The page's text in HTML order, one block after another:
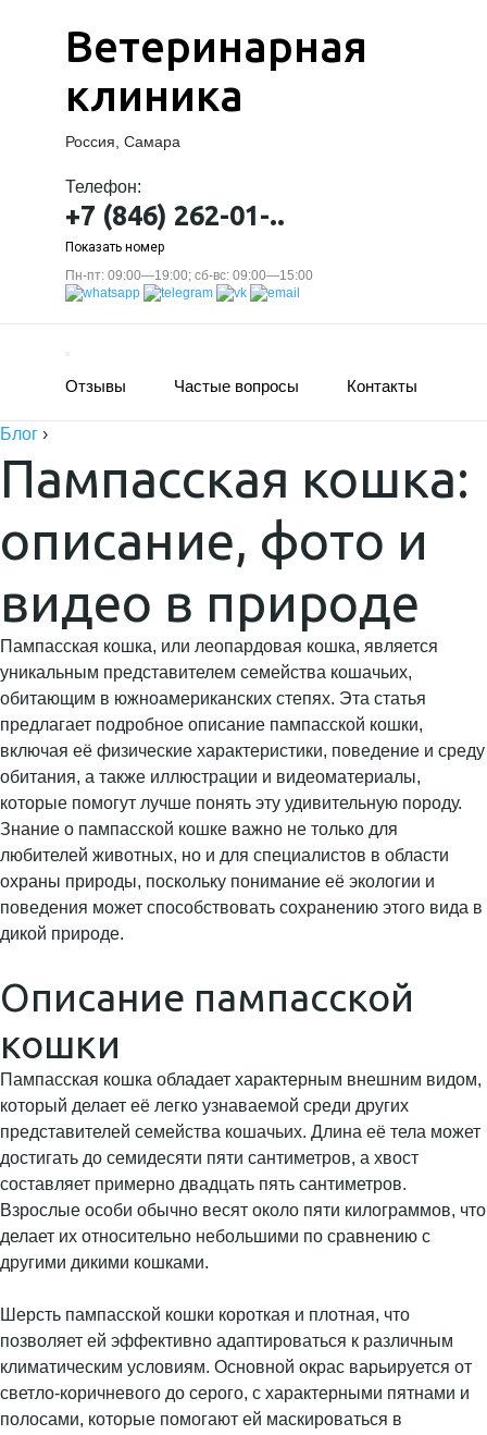
Ветеринарная
клиника
Россия, Самара
Телефон:
+7 (846) 262-01-..
Показать номер
Пн-пт: 09:00—19:00; сб-вс: 09:00—15:00
Отзывы Частые вопросы Контакты
Блог ›
Пампасская кошка:
описание, фото и
видео в природе
Пампасская кошка, или леопардовая кошка, является
уникальным представителем семейства кошачьих,
обитающим в южноамериканских степях. Эта статья
предлагает подробное описание пампасской кошки,
включая её физические характеристики, поведение и среду
обитания, а также иллюстрации и видеоматериалы,
которые помогут лучше понять эту удивительную породу.
Знание о пампасской кошке важно не только для
любителей животных, но и для специалистов в области
охраны природы, поскольку понимание её экологии и
поведения может способствовать сохранению этого вида в
дикой природе.
Описание пампасской
кошки
Пампасская кошка обладает характерным внешним видом,
который делает её легко узнаваемой среди других
представителей семейства кошачьих. Длина её тела может
достигать до семидесяти пяти сантиметров, а хвост
составляет примерно двадцать пять сантиметров.
Взрослые особи обычно весят около пяти килограммов, что
делает их относительно небольшими по сравнению с
другими дикими кошками.
Шерсть пампасской кошки короткая и плотная, что
позволяет ей эффективно адаптироваться к различным
климатическим условиям. Основной окрас варьируется от
светло-коричневого до серого, с характерными пятнами и
полосами, которые помогают ей маскироваться в